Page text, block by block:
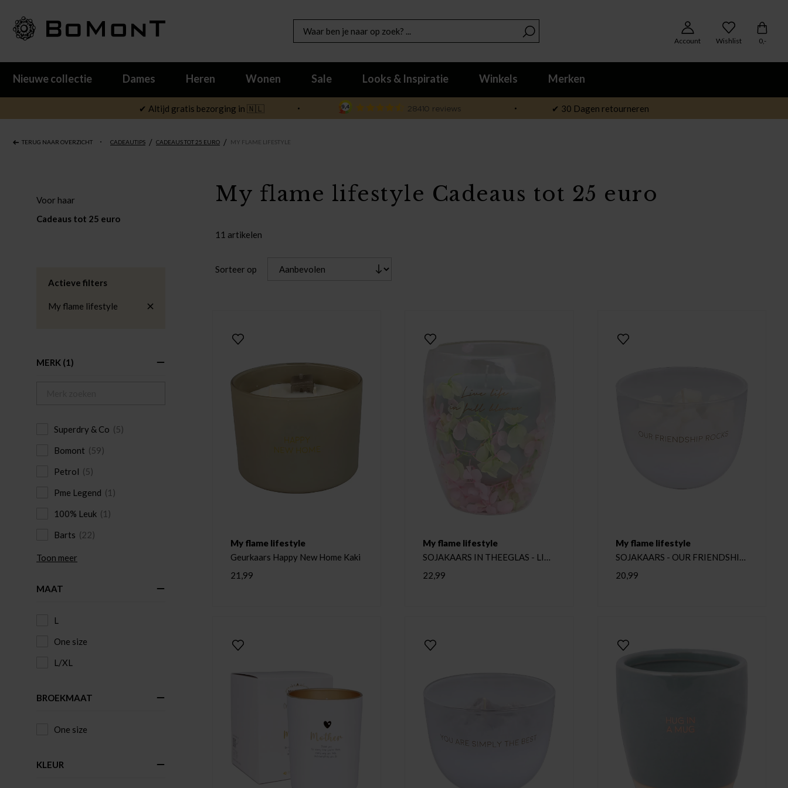
Account Wishlist 0,-
Nieuwe collectie Dames Heren Wonen Sale Looks & Inspiratie Winkels Merken
✔ Altijd gratis bezorging in 🇳🇱 ✔ 30 Dagen retourneren
TERUG NAAR OVERZICHT CADEAUTIPS / CADEAUS TOT 25 EURO / MY FLAME LIFESTYLE
Voor haar
Cadeaus tot 25 euro
Actieve filters
My flame lifestyle
MERK (1)
Superdry & Co (5)
Bomont (59)
Petrol (5)
Pme Legend (1)
100% Leuk (1)
Barts (22)
Toon meer
MAAT
L
One size
L/XL
BROEKMAAT
One size
KLEUR
My flame lifestyle Cadeaus tot 25 euro
11 artikelen
Sorteer op
My flame lifestyle
Geurkaars Happy New Home Kaki
21,99
My flame lifestyle
SOJAKAARS IN THEEGLAS - LIVE
LIFE IN FULL BLOOM Multi
22,99
My flame lifestyle
SOJAKAARS - OUR FRIENDSHIP
ROCKS Wit
20,99